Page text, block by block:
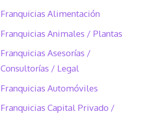
Franquicias Alimentación
Franquicias Animales / Plantas
Franquicias Asesorías /
Consultorías / Legal
Franquicias Automóviles
Franquicias Capital Privado /